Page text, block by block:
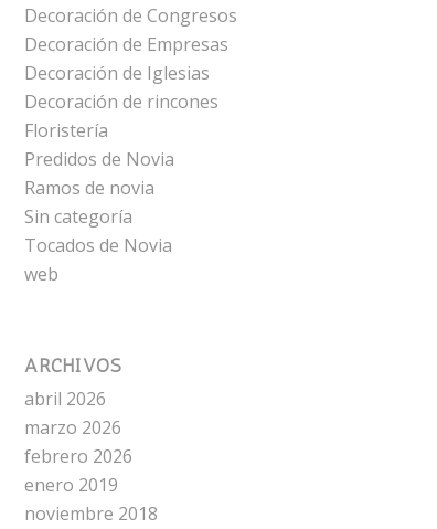
Decoración de Congresos
Decoración de Empresas
Decoración de Iglesias
Decoración de rincones
Floristería
Predidos de Novia
Ramos de novia
Sin categoría
Tocados de Novia
web
ARCHIVOS
abril 2026
marzo 2026
febrero 2026
enero 2019
noviembre 2018